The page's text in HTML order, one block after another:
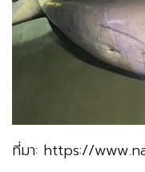
ที่มา: https://